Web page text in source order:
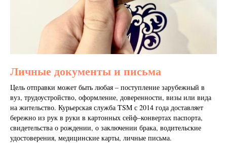
Личные документы и письма
Цель отправки может быть любая – поступление зарубежный в
вуз, трудоустройство, оформление, доверенности, визы или вида
на жительство. Курьерская служба TSM с 2014 года доставляет
бережно из рук в руки в картонных сейф–конвертах паспорта,
свидетельства о рождении, о заключении брака, водительские
удостоверения, медицинские карты, личные письма.